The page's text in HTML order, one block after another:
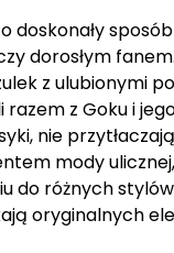
doskonały
dorosłym
z ulubionymi
z Goku i
nie
mody
do różnych
oryginalnych